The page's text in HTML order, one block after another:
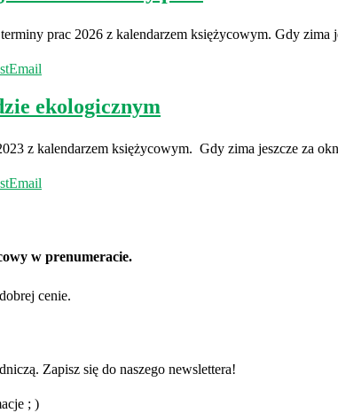
prac 2026 z kalendarzem księżycowym. Gdy
Email
ekologicznym
z kalendarzem księżycowym. Gdy zima jeszcze za
Email
w prenumeracie.
cenie.
Zapisz się do naszego newslettera!
; )